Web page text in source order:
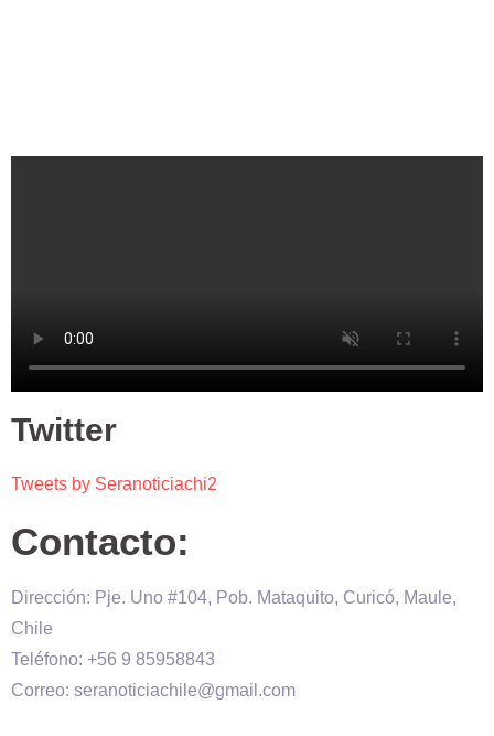
Twitter
Tweets by Seranoticiachi2
Contacto:
Dirección: Pje. Uno #104, Pob. Mataquito, Curicó, Maule,
Chile
Teléfono: +56 9 85958843
Correo: seranoticiachile@gmail.com